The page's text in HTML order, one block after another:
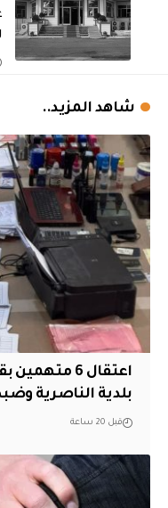
شاهد المزيد..
اعتقال 6
بلدية الناصرية
قبل 20 ساعة